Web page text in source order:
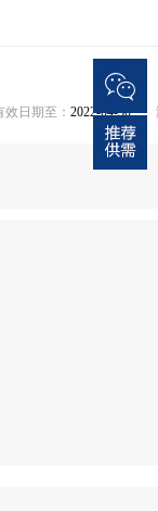
效日期至： 2022-04-30